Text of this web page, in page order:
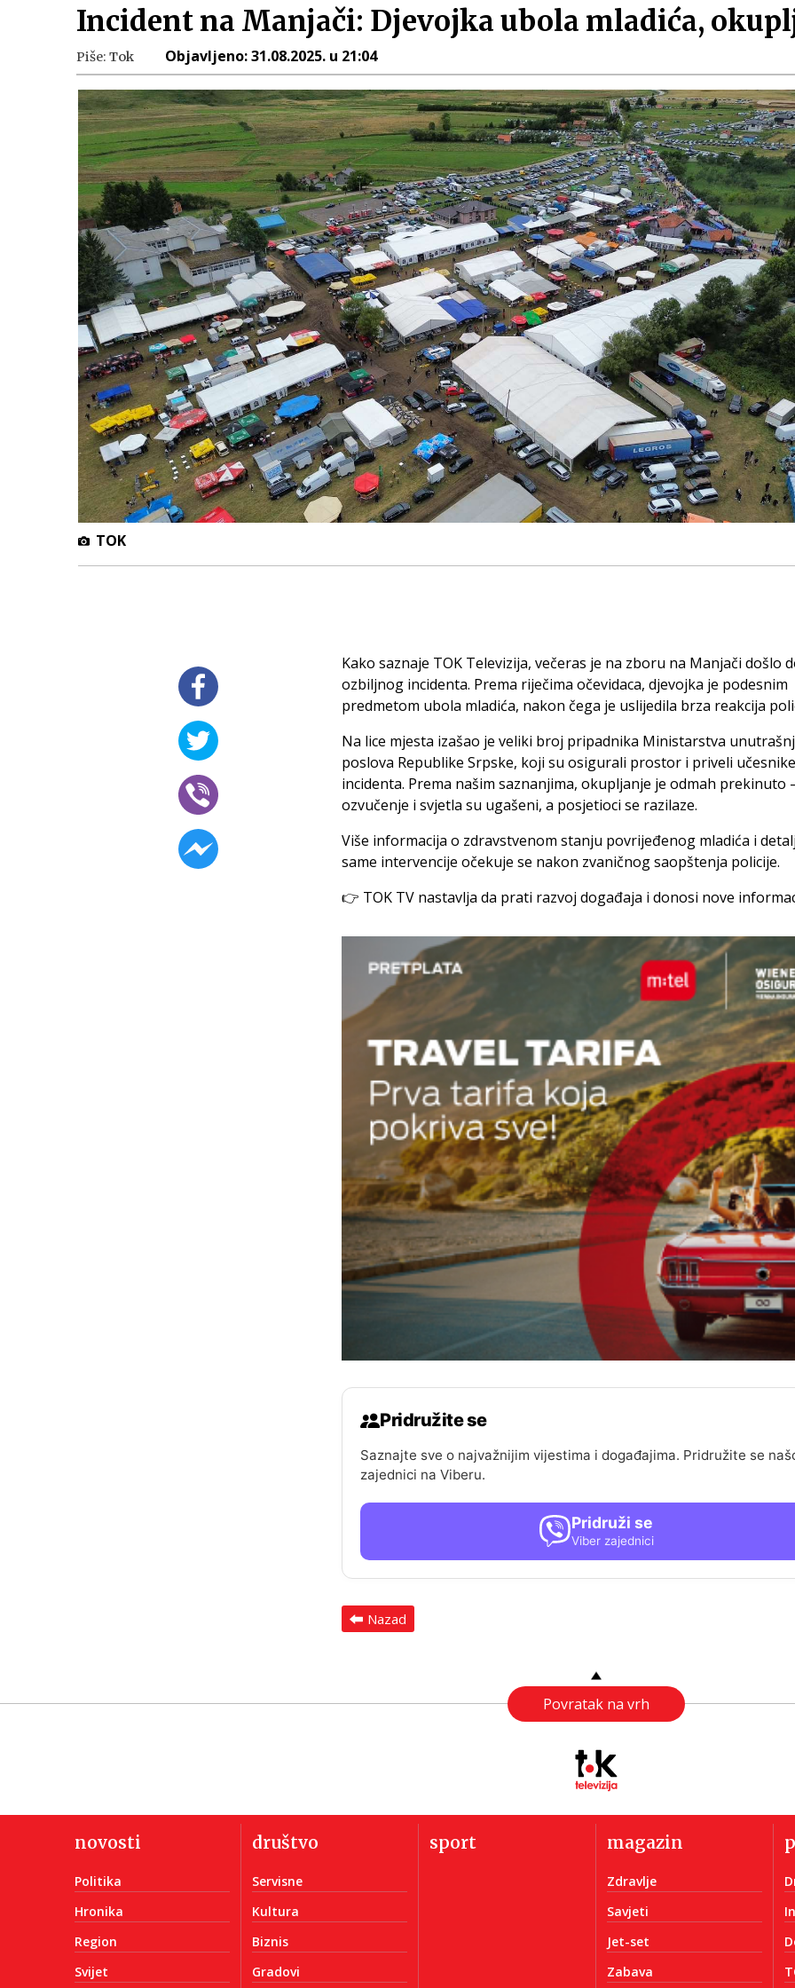
Incident na Manjači: Djevojka ubola mladića,
Piše: Tok Objavljeno:31.08.2025. u 21:04
TOK
Kako saznaje TOK Televizija, večeras je na zboru na Manjači došlo
ozbiljnog incidenta. Prema riječima očevidaca, djevojka je podesnim
predmetom ubola mladića, nakon čega je uslijedila brza reakcija
Na lice mjesta izašao je veliki broj pripadnika Ministarstva
poslova Republike Srpske, koji su osigurali prostor i priveli učesnike
incidenta. Prema našim saznanjima, okupljanje je odmah prekinuto
ozvučenje i svjetla su ugašeni, a posjetioci se razilaze.
Više informacija o zdravstvenom stanju povrijeđenog mladića i
same intervencije očekuje se nakon zvaničnog saopštenja policije.
👉 TOK TV nastavlja da prati razvoj događaja i donosi nove
Pridružite se
Saznajte sve o najvažnijim vijestima i događajima. Pridružite se
zajednici na Viberu.
Pridruži se
Viber zajednici
Nazad
Povratak na vrh
novosti
Politika
Hronika
Region
Svijet
društvo
Servisne
Kultura
Biznis
Gradovi
sport magazin
Zdravlje
Savjeti
Jet-set
Zabava